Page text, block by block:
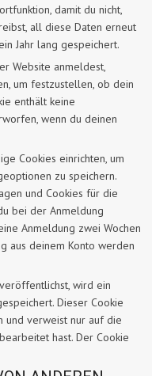
damit du nicht,
all diese Daten erneut
Jahr lang gespeichert.
Website anmeldest,
um festzustellen, ob dein
enthält keine
wenn du deinen
Cookies einrichten, um
zu speichern.
und Cookies für die
bei der Anmeldung
Anmeldung zwei Wochen
aus deinem Konto werden
wird ein
Dieser Cookie
und verweist nur auf die
hast. Der Cookie